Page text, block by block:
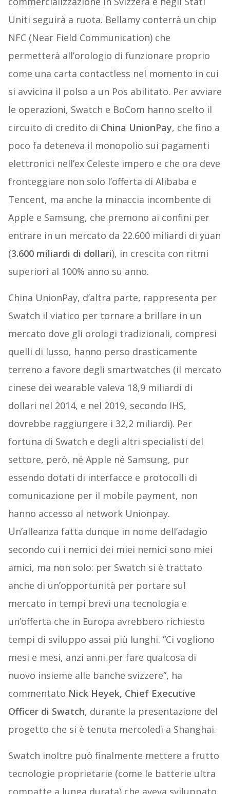
Uniti seguirà a ruota. Bellamy conterrà un chip
NFC (Near Field Communication) che
permetterà all’orologio di funzionare proprio
come una carta contactless nel momento in cui
si avvicina il polso a un Pos abilitato. Per avviare
le operazioni, Swatch e BoCom hanno scelto il
circuito di credito di China UnionPay, che fino a
poco fa deteneva il monopolio sui pagamenti
elettronici nell’ex Celeste impero e che ora deve
fronteggiare non solo l’offerta di Alibaba e
Tencent, ma anche la minaccia incombente di
Apple e Samsung, che premono ai confini per
entrare in un mercato da 22.600 miliardi di yuan
(3.600 miliardi di dollari), in crescita con ritmi
superiori al 100% anno su anno.
China UnionPay, d’altra parte, rappresenta per
Swatch il viatico per tornare a brillare in un
mercato dove gli orologi tradizionali, compresi
quelli di lusso, hanno perso drasticamente
terreno a favore degli smartwatches (il mercato
cinese dei wearable valeva 18,9 miliardi di
dollari nel 2014, e nel 2019, secondo IHS,
dovrebbe raggiungere i 32,2 miliardi). Per
fortuna di Swatch e degli altri specialisti del
settore, però, né Apple né Samsung, pur
essendo dotati di interfacce e protocolli di
comunicazione per il mobile payment, non
hanno accesso al network Unionpay.
Un’alleanza fatta dunque in nome dell’adagio
secondo cui i nemici dei miei nemici sono miei
amici, ma non solo: per Swatch si è trattato
anche di un’opportunità per portare sul
mercato in tempi brevi una tecnologia e
un’offerta che in Europa avrebbero richiesto
tempi di sviluppo assai più lunghi. “Ci vogliono
mesi e mesi, anzi anni per fare qualcosa di
nuovo insieme alle banche svizzere”, ha
commentato Nick Heyek, Chief Executive
Officer di Swatch, durante la presentazione del
progetto che si è tenuta mercoledì a Shanghai.
Swatch inoltre può finalmente mettere a frutto
tecnologie proprietarie (come le batterie ultra